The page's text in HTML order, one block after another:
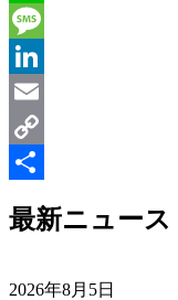
最新ニュース
2026年8月5日